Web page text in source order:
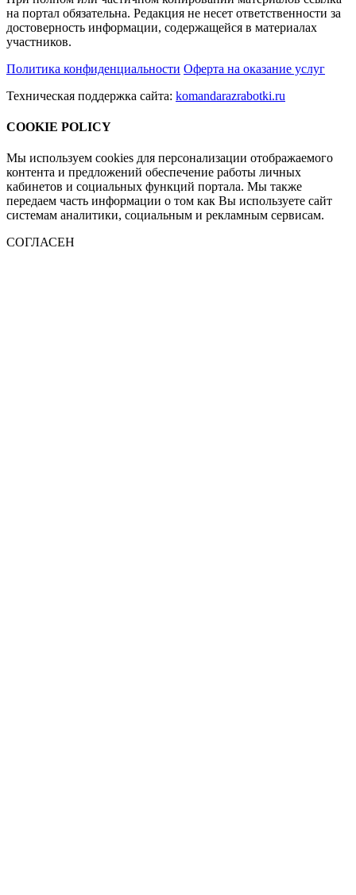
на портал обязательна. Редакция не несет ответственности за
достоверность информации, содержащейся в материалах
участников.
Политика конфиденциальности Оферта на оказание услуг
Техническая поддержка сайта: komandarazrabotki.ru
COOKIE POLICY
Мы используем cookies для персонализации отображаемого
контента и предложений обеспечение работы личных
кабинетов и социальных функций портала. Мы также
передаем часть информации о том как Вы используете сайт
системам аналитики, социальным и рекламным сервисам.
СОГЛАСЕН